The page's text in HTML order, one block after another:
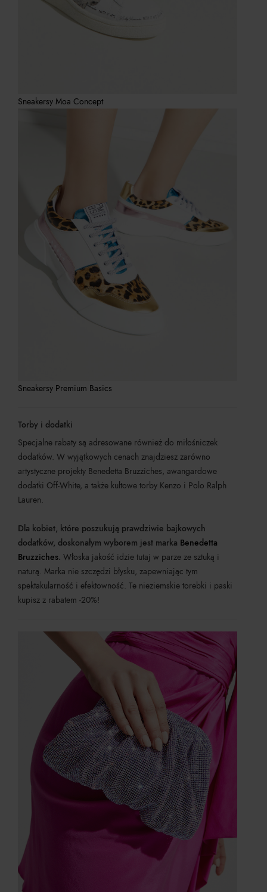
Sneakersy Moa Concept
Sneakersy Premium Basics
Torby i dodatki
Specjalne rabaty są adresowane również do miłośniczek
dodatków. W wyjątkowych cenach znajdziesz zarówno
artystyczne projekty Benedetta Bruzziches, awangardowe
dodatki Off-White, a także kultowe torby Kenzo i Polo Ralph
Lauren.
Dla kobiet, które poszukują prawdziwie bajkowych
dodatków, doskonałym wyborem jest marka Benedetta
Bruzziches. Włoska jakość idzie tutaj w parze ze sztuką i
naturą. Marka nie szczędzi błysku, zapewniając tym
spektakularność i efektowność. Te nieziemskie torebki i paski
kupisz z rabatem -20%!